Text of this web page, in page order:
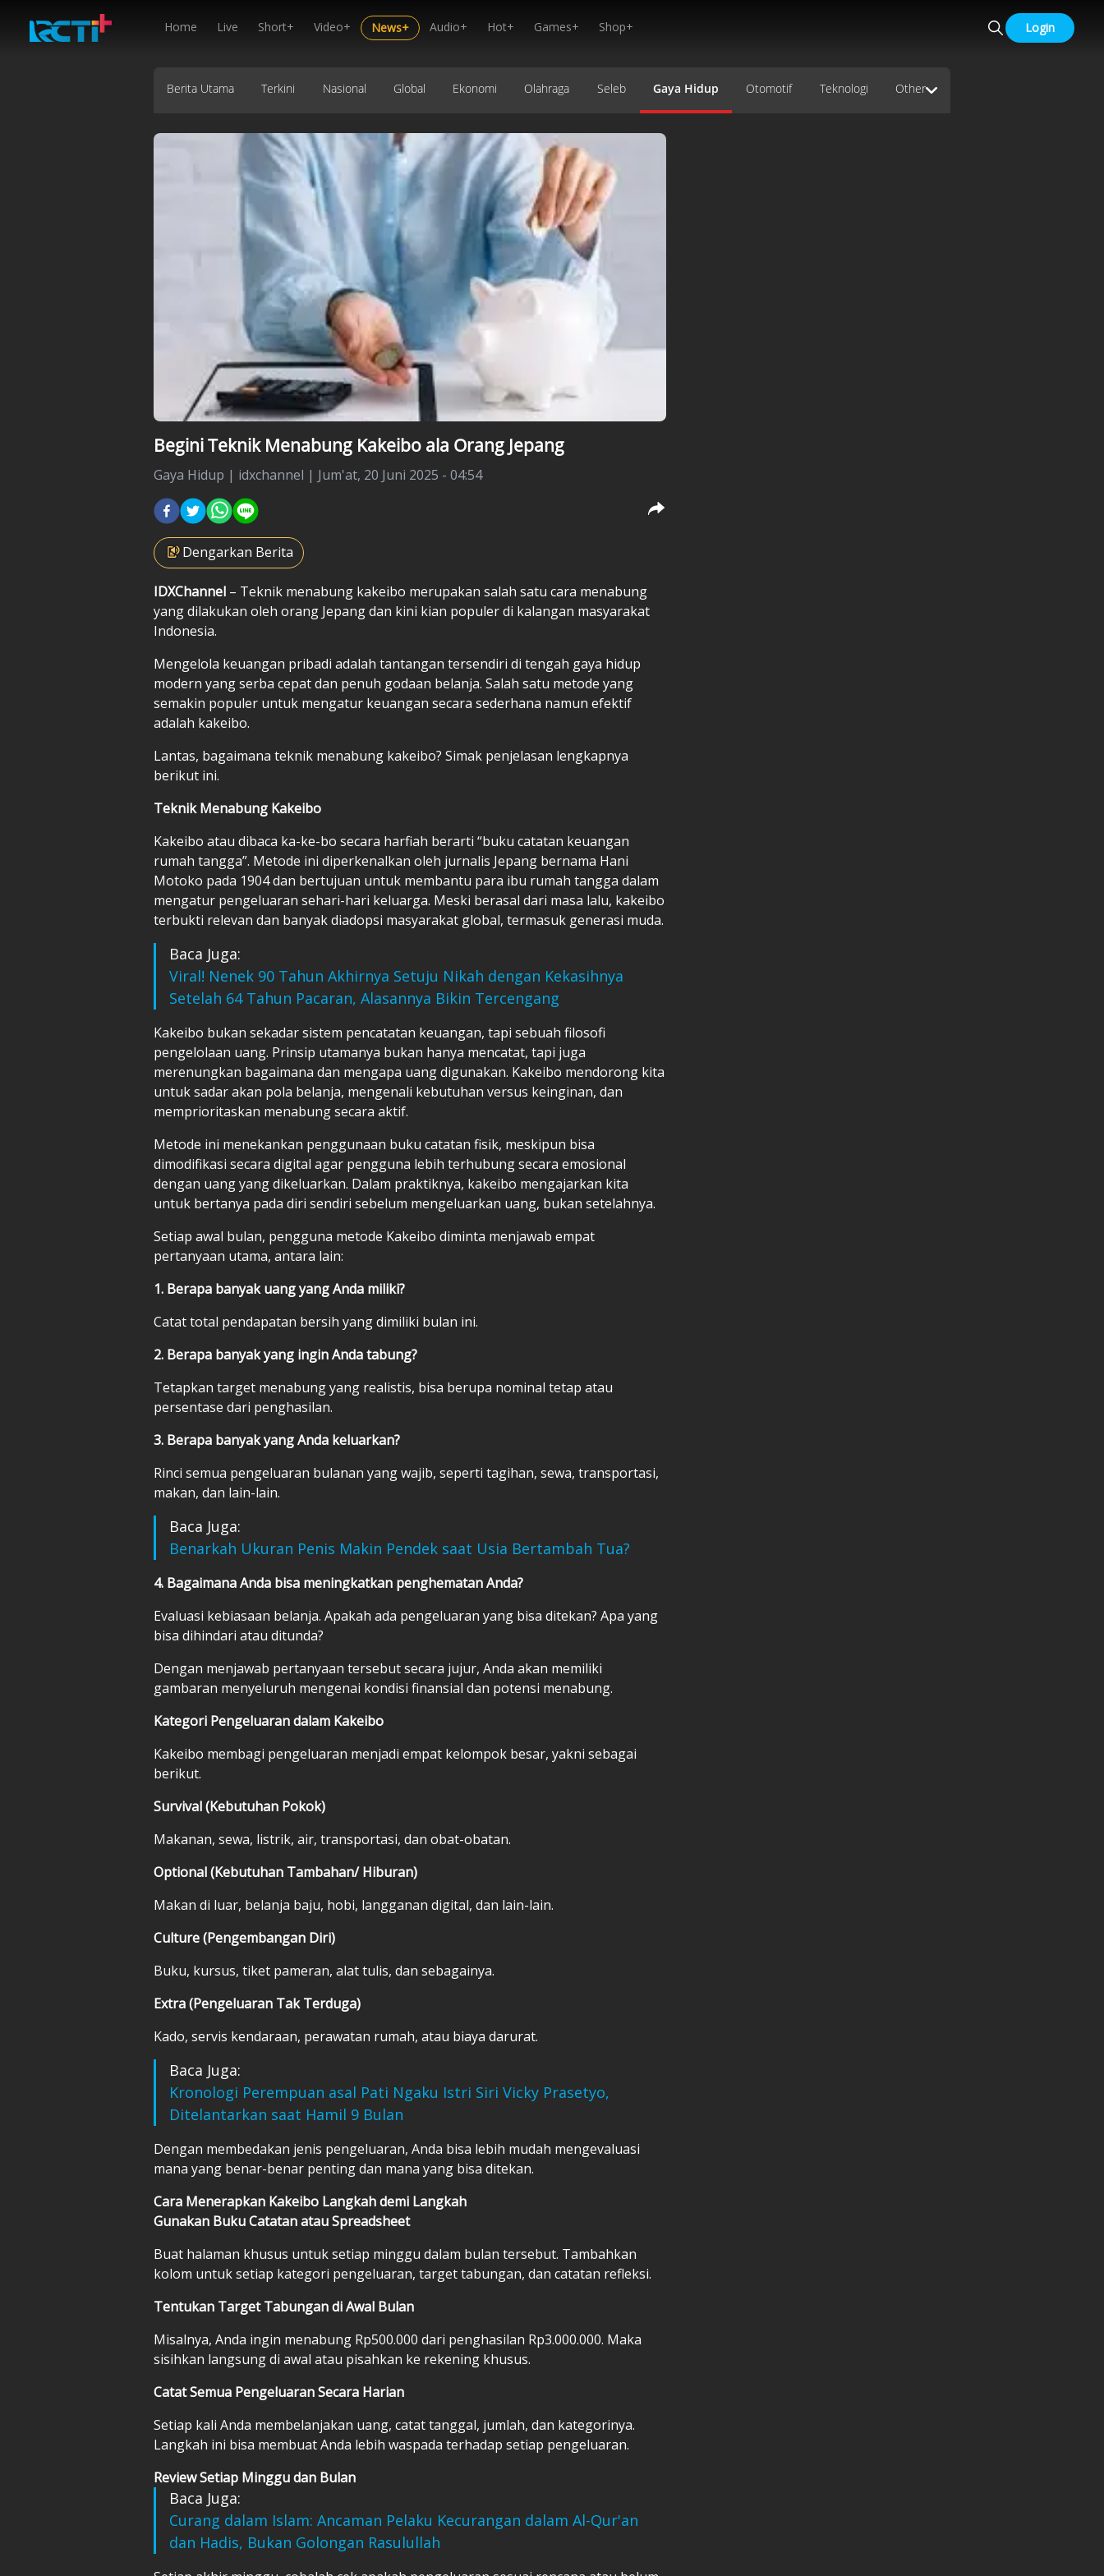
Home Live Short+ Video+ News+ Audio+ Hot+ Games+ Shop+ Login
Berita Utama Terkini Nasional Global Ekonomi Olahraga Seleb Gaya Hidup Otomotif Teknologi Other
Begini Teknik Menabung Kakeibo ala Orang Jepang
Gaya Hidup | idxchannel | Jum'at, 20 Juni 2025 - 04:54
Dengarkan Berita
IDXChannel – Teknik menabung kakeibo merupakan salah satu cara menabung
yang dilakukan oleh orang Jepang dan kini kian populer di kalangan masyarakat
Indonesia.
Mengelola keuangan pribadi adalah tantangan tersendiri di tengah gaya hidup
modern yang serba cepat dan penuh godaan belanja. Salah satu metode yang
semakin populer untuk mengatur keuangan secara sederhana namun efektif
adalah kakeibo.
Lantas, bagaimana teknik menabung kakeibo? Simak penjelasan lengkapnya
berikut ini.
Teknik Menabung Kakeibo
Kakeibo atau dibaca ka-ke-bo secara harfiah berarti “buku catatan keuangan
rumah tangga”. Metode ini diperkenalkan oleh jurnalis Jepang bernama Hani
Motoko pada 1904 dan bertujuan untuk membantu para ibu rumah tangga dalam
mengatur pengeluaran sehari-hari keluarga. Meski berasal dari masa lalu, kakeibo
terbukti relevan dan banyak diadopsi masyarakat global, termasuk generasi muda.
Baca Juga:
Viral! Nenek 90 Tahun Akhirnya Setuju Nikah dengan Kekasihnya
Setelah 64 Tahun Pacaran, Alasannya Bikin Tercengang
Kakeibo bukan sekadar sistem pencatatan keuangan, tapi sebuah filosofi
pengelolaan uang. Prinsip utamanya bukan hanya mencatat, tapi juga
merenungkan bagaimana dan mengapa uang digunakan. Kakeibo mendorong kita
untuk sadar akan pola belanja, mengenali kebutuhan versus keinginan, dan
memprioritaskan menabung secara aktif.
Metode ini menekankan penggunaan buku catatan fisik, meskipun bisa
dimodifikasi secara digital agar pengguna lebih terhubung secara emosional
dengan uang yang dikeluarkan. Dalam praktiknya, kakeibo mengajarkan kita
untuk bertanya pada diri sendiri sebelum mengeluarkan uang, bukan setelahnya.
Setiap awal bulan, pengguna metode Kakeibo diminta menjawab empat
pertanyaan utama, antara lain:
1. Berapa banyak uang yang Anda miliki?
Catat total pendapatan bersih yang dimiliki bulan ini.
2. Berapa banyak yang ingin Anda tabung?
Tetapkan target menabung yang realistis, bisa berupa nominal tetap atau
persentase dari penghasilan.
3. Berapa banyak yang Anda keluarkan?
Rinci semua pengeluaran bulanan yang wajib, seperti tagihan, sewa, transportasi,
makan, dan lain-lain.
Baca Juga:
Benarkah Ukuran Penis Makin Pendek saat Usia Bertambah Tua?
4. Bagaimana Anda bisa meningkatkan penghematan Anda?
Evaluasi kebiasaan belanja. Apakah ada pengeluaran yang bisa ditekan? Apa yang
bisa dihindari atau ditunda?
Dengan menjawab pertanyaan tersebut secara jujur, Anda akan memiliki
gambaran menyeluruh mengenai kondisi finansial dan potensi menabung.
Kategori Pengeluaran dalam Kakeibo
Kakeibo membagi pengeluaran menjadi empat kelompok besar, yakni sebagai
berikut.
Survival (Kebutuhan Pokok)
Makanan, sewa, listrik, air, transportasi, dan obat-obatan.
Optional (Kebutuhan Tambahan/ Hiburan)
Makan di luar, belanja baju, hobi, langganan digital, dan lain-lain.
Culture (Pengembangan Diri)
Buku, kursus, tiket pameran, alat tulis, dan sebagainya.
Extra (Pengeluaran Tak Terduga)
Kado, servis kendaraan, perawatan rumah, atau biaya darurat.
Baca Juga:
Kronologi Perempuan asal Pati Ngaku Istri Siri Vicky Prasetyo,
Ditelantarkan saat Hamil 9 Bulan
Dengan membedakan jenis pengeluaran, Anda bisa lebih mudah mengevaluasi
mana yang benar-benar penting dan mana yang bisa ditekan.
Cara Menerapkan Kakeibo Langkah demi Langkah
Gunakan Buku Catatan atau Spreadsheet
Buat halaman khusus untuk setiap minggu dalam bulan tersebut. Tambahkan
kolom untuk setiap kategori pengeluaran, target tabungan, dan catatan refleksi.
Tentukan Target Tabungan di Awal Bulan
Misalnya, Anda ingin menabung Rp500.000 dari penghasilan Rp3.000.000. Maka
sisihkan langsung di awal atau pisahkan ke rekening khusus.
Catat Semua Pengeluaran Secara Harian
Setiap kali Anda membelanjakan uang, catat tanggal, jumlah, dan kategorinya.
Langkah ini bisa membuat Anda lebih waspada terhadap setiap pengeluaran.
Review Setiap Minggu dan Bulan
Baca Juga:
Curang dalam Islam: Ancaman Pelaku Kecurangan dalam Al-Qur'an
dan Hadis, Bukan Golongan Rasulullah